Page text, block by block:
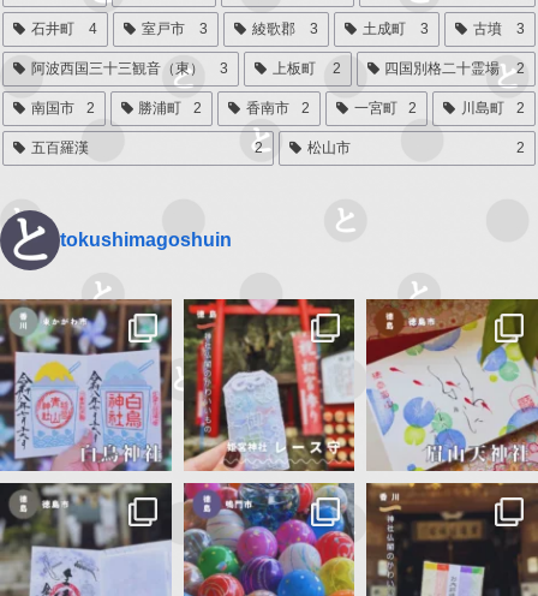
石井町 4 室戸市 3 綾歌郡 3 土成町 3 古墳 3
阿波西国三十三観音（東） 3 上板町 2 四国別格二十霊場 2
南国市 2 勝浦町 2 香南市 2 一宮町 2 川島町 2
五百羅漢 2 松山市 2
tokushimagoshuin